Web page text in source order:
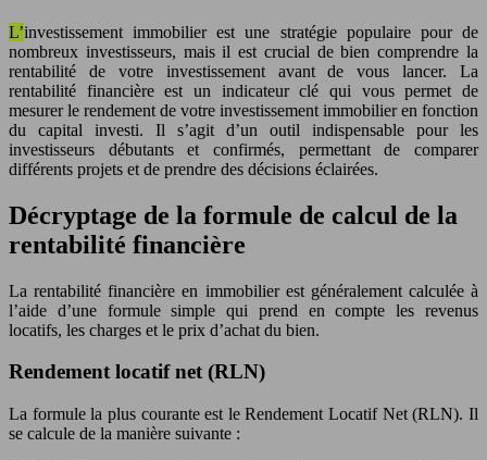
L’investissement immobilier est une stratégie populaire pour de
nombreux investisseurs, mais il est crucial de bien comprendre la
rentabilité de votre investissement avant de vous lancer. La
rentabilité financière est un indicateur clé qui vous permet de
mesurer le rendement de votre investissement immobilier en fonction
du capital investi. Il s’agit d’un outil indispensable pour les
investisseurs débutants et confirmés, permettant de comparer
différents projets et de prendre des décisions éclairées.
Décryptage de la formule de calcul de la
rentabilité financière
La rentabilité financière en immobilier est généralement calculée à
l’aide d’une formule simple qui prend en compte les revenus
locatifs, les charges et le prix d’achat du bien.
Rendement locatif net (RLN)
La formule la plus courante est le Rendement Locatif Net (RLN). Il
se calcule de la manière suivante :